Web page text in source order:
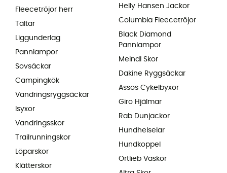
Fleecetröjor herr
Tältar
Liggunderlag
Pannlampor
Sovsäckar
Campingkök
Vandringsryggsäckar
Isyxor
Vandringsskor
Trailrunningskor
Löparskor
Klätterskor
Helly Hansen Jackor
Columbia Fleecetröjor
Black Diamond
Pannlampor
Meindl Skor
Dakine Ryggsäckar
Assos Cykelbyxor
Giro Hjälmar
Rab Dunjackor
Hundhelselar
Hundkoppel
Ortlieb Väskor